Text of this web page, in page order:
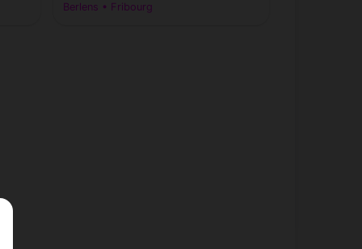
Berlens • Fribourg